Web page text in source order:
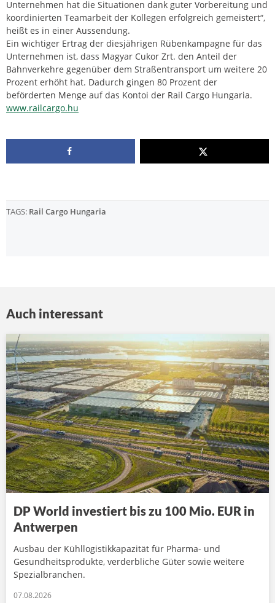
Unternehmen hat die Situationen dank guter Vorbereitung und
koordinierten Teamarbeit der Kollegen erfolgreich gemeistert“,
heißt es in einer Aussendung.
Ein wichtiger Ertrag der diesjährigen Rübenkampagne für das
Unternehmen ist, dass Magyar Cukor Zrt. den Anteil der
Bahnverkehre gegenüber dem Straßentransport um weitere 20
Prozent erhöht hat. Dadurch gingen 80 Prozent der
beförderten Menge auf das Kontoi der Rail Cargo Hungaria.
www.railcargo.hu
TAGS: Rail Cargo Hungaria
Auch interessant
DP World investiert bis zu 100 Mio. EUR in
Antwerpen
Ausbau der Kühllogistikkapazität für Pharma- und
Gesundheitsprodukte, verderbliche Güter sowie weitere
Spezialbranchen.
07.08.2026